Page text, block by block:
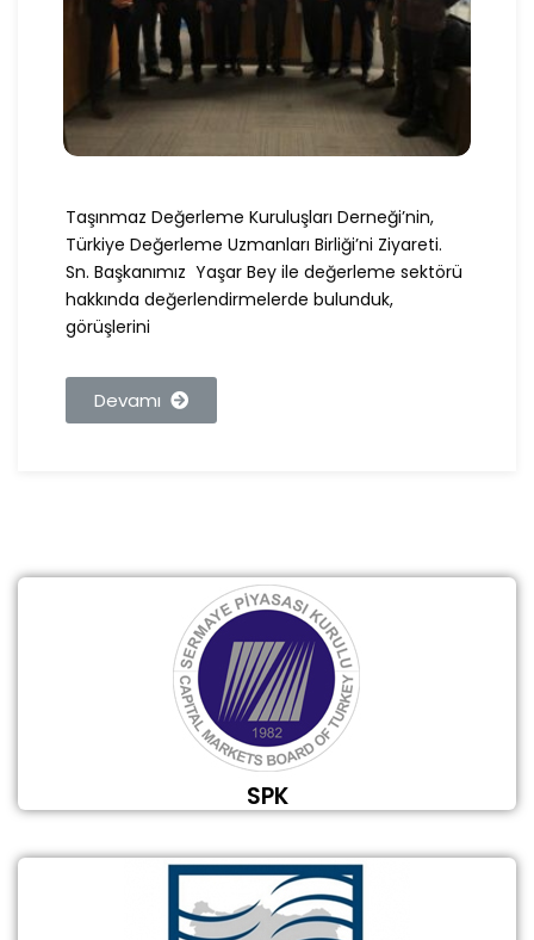
Taşınmaz Değerleme Kuruluşları Derneği’nin,
Türkiye Değerleme Uzmanları Birliği’ni Ziyareti.
Sn. Başkanımız Yaşar Bey ile değerleme sektörü
hakkında değerlendirmelerde bulunduk,
görüşlerini
Devamı
SPK